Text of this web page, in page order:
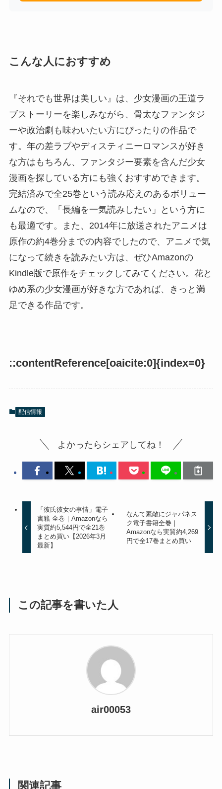
こんな人におすすめ
『それでも世界は美しい』は、少女漫画の王道ラ
ブストーリーを楽しみながら、骨太なファンタジ
ーや政治劇も味わいたい方にぴったりの作品で
す。年の差ラブやディスティニーロマンスが好き
な方はもちろん、ファンタジー要素を含んだ少女
漫画を探している方にも強くおすすめできます。
完結済みで全25巻という読み応えのあるボリュー
ムなので、「長編を一気読みしたい」という方に
も最適です。また、2014年に放送されたアニメは
原作の約4巻分までの内容でしたので、アニメで気
になって続きを読みたい方は、ぜひAmazonの
Kindle版で原作をチェックしてみてください。花と
ゆめ系の少女漫画が好きな方であれば、きっと満
足できる作品です。
::contentReference[oaicite:0]{index=0}
配信情報
よかったらシェアしてね！
「彼氏彼女の事情」電子
書籍 全巻｜Amazonなら
実質約5,544円で全21巻
まとめ買い【2026年3月
最新】
なんて素敵にジャパネス
ク電子書籍全巻｜
Amazonなら実質約4,269
円で全17巻まとめ買い
この記事を書いた人
air00053
関連記事